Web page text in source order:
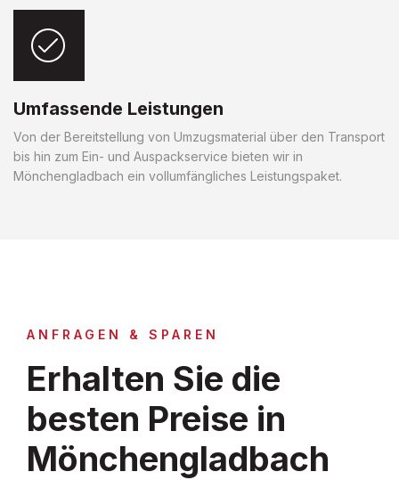
Umfassende Leistungen
Von der Bereitstellung von Umzugsmaterial über den Transport
bis hin zum Ein- und Auspackservice bieten wir in
Mönchengladbach ein vollumfängliches Leistungspaket.
ANFRAGEN & SPAREN
Erhalten Sie die
besten Preise in
Mönchengladbach